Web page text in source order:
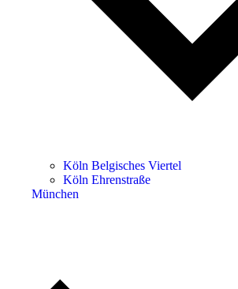
Köln Belgisches Viertel
Köln Ehrenstraße
München